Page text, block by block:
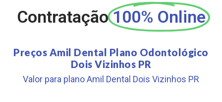
Contratação 100% Online
Preços Amil Dental Plano Odontológico
Dois Vizinhos PR
Valor para plano Amil Dental Dois Vizinhos PR